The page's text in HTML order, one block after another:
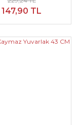
147,90 TL